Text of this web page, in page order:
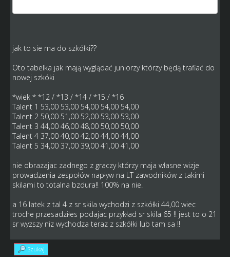
jak to sie ma do szkółki??
Oto tabelka jak mają wyglądać juniorzy którzy będą trafiać do
nowej szkóki
*wiek * *12 / *13 / *14 / *15 / *16
Talent 1 53,00 53,00 54,00 54,00 54,00
Talent 2 50,00 51,00 52,00 53,00 53,00
Talent 3 44,00 46,00 48,00 50,00 50,00
Talent 4 37,00 40,00 42,00 44,00 44,00
Talent 5 34,00 37,00 39,00 41,00 41,00
nie obrazajac zadnego z graczy którzy maja własne wizje
prowadzenia zespołów napływ na LT zawodników z takimi
skilami to totalna bzdura!! 100% na nie.
a 16 latek z tal 4 z sr skila wychodzi z szkółki 44,00 wiec
troche przesadziłes podajac przykład sr skila 65 !! jest to o 21
sr wyzszy niz wychodza teraz z szkółki lub tam sa !!
Szukaj